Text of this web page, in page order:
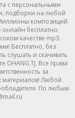
с персональными
подборки на любой
композиций
онлайн бесплатно
качестве mp3.
Бесплатно, без
слушать и скачивать
OHANG.TJ. Все права
за
материалов! Любой
По любым